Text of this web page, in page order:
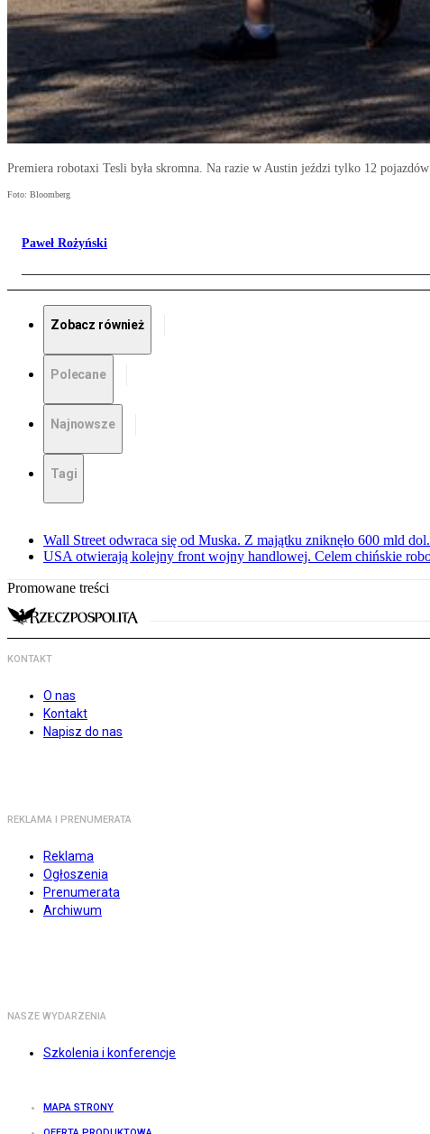
Premiera robotaxi Tesli była skromna. Na razie w Austin jeździ tylko 12 pojazdów
Foto: Bloomberg
Paweł Rożyński
Zobacz również
Polecane
Najnowsze
Tagi
Wall Street odwraca się od Muska. Z majątku zniknęło 600 mld dol.
USA otwierają kolejny front wojny handlowej. Celem chińskie
Promowane treści
KONTAKT
O nas
Kontakt
Napisz do nas
REKLAMA I PRENUMERATA
Reklama
Ogłoszenia
Prenumerata
Archiwum
NASZE WYDARZENIA
Szkolenia i konferencje
MAPA STRONY